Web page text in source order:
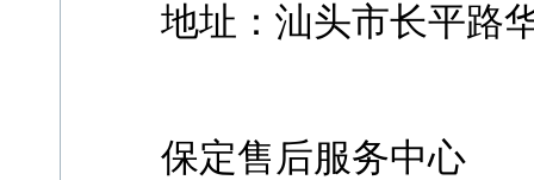
地址：汕头市长平路华
保定售后服务中心